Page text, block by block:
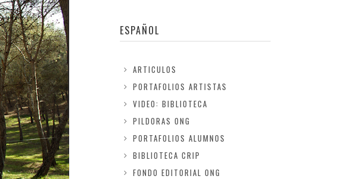
ESPAÑOL
ARTICULOS
PORTAFOLIOS ARTISTAS
VIDEO: BIBLIOTECA
PILDORAS ONG
PORTAFOLIOS ALUMNOS
BIBLIOTECA CRIP
FONDO EDITORIAL ONG